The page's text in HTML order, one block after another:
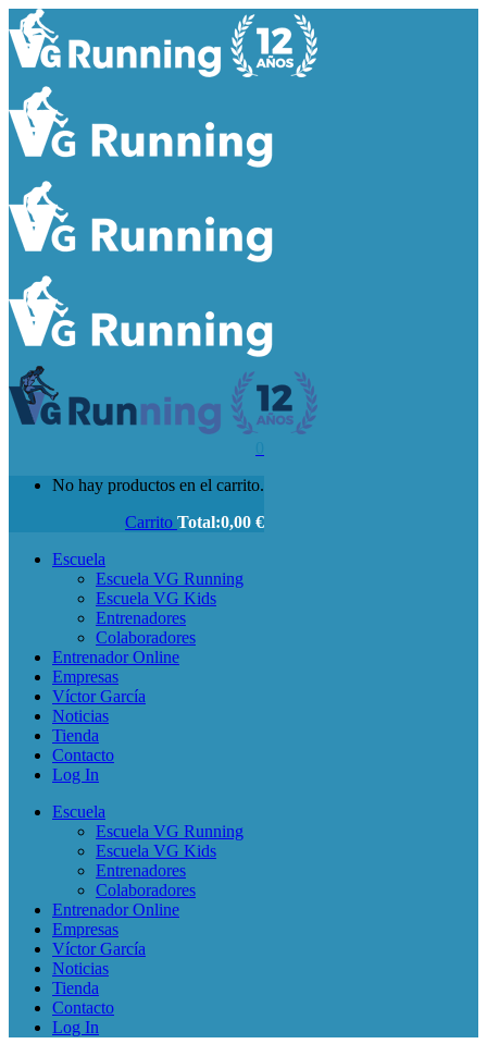
No hay productos en el carrito.
Carrito Total:0,00 €
Escuela
Escuela VG Running
Escuela VG Kids
Entrenadores
Colaboradores
Entrenador Online
Empresas
Víctor García
Noticias
Tienda
Contacto
Log In
Escuela
Escuela VG Running
Escuela VG Kids
Entrenadores
Colaboradores
Entrenador Online
Empresas
Víctor García
Noticias
Tienda
Contacto
Log In